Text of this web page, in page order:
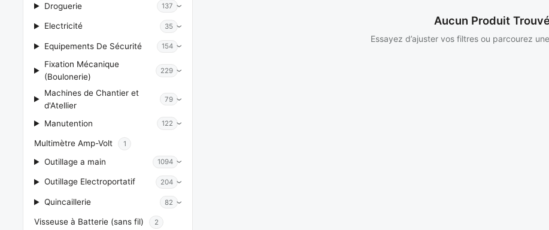
Droguerie 137
Electricité 35
Equipements De Sécurité 154
Fixation Mécanique
(Boulonerie)
229
Machines de Chantier et
d'Atellier
79
Manutention 122
Multimètre Amp-Volt 1
Outillage a main 1094
Outillage Electroportatif 204
Quincaillerie 82
Visseuse à Batterie (sans fil) 2
Aucun Produit Trouvé
Essayez d’ajuster vos filtres ou parcourez